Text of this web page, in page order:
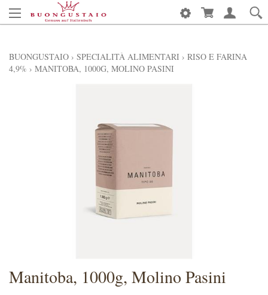
BUONGUSTAIO › SPECIALITÀ ALIMENTARI › RISO E FARINA
4,9% › MANITOBA, 1000G, MOLINO PASINI
Manitoba, 1000g, Molino Pasini